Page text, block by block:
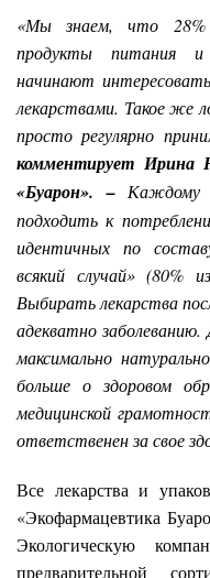
«Мы знаем, что 28%
продукты питания и
начинают
лекарствами. Такое же
просто регулярно
комментирует Ирина
«Буарон». –Каждому
подходить к
идентичных по
всякий случай» (80%
Выбирать лекарства
адекватно
максимально
больше о здоровом
медицинской
ответственен за свое
Все лекарства и
«Экофармацевтика
Экологическую
предварительной